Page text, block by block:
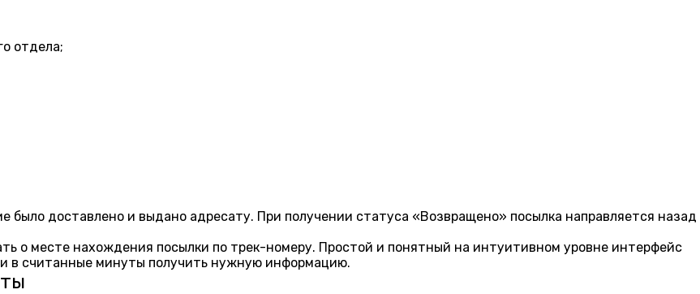
отдела;
было доставлено и выдано адресату. При получении статуса «Возвращено» посылка направляется назад
о месте нахождения посылки по трек-номеру. Простой и понятный на интуитивном уровне интерфейс
в считанные минуты получить нужную информацию.